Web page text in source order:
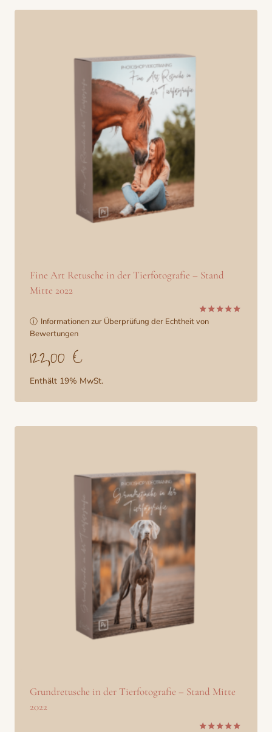
Fine Art Retusche in der Tierfotografie – Stand
Mitte 2022
Bewertet
ⓘ Informationen zur Überprüfung der Echtheit von
Bewertungen
122,00 €
Enthält 19% MwSt.
Grundretusche in der Tierfotografie – Stand Mitte
2022